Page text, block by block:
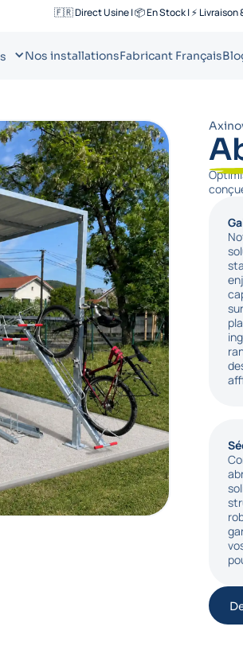
🇫🇷 Direct Usine | 📦 En Stock | ⚡
Nos installationsFabricant Français